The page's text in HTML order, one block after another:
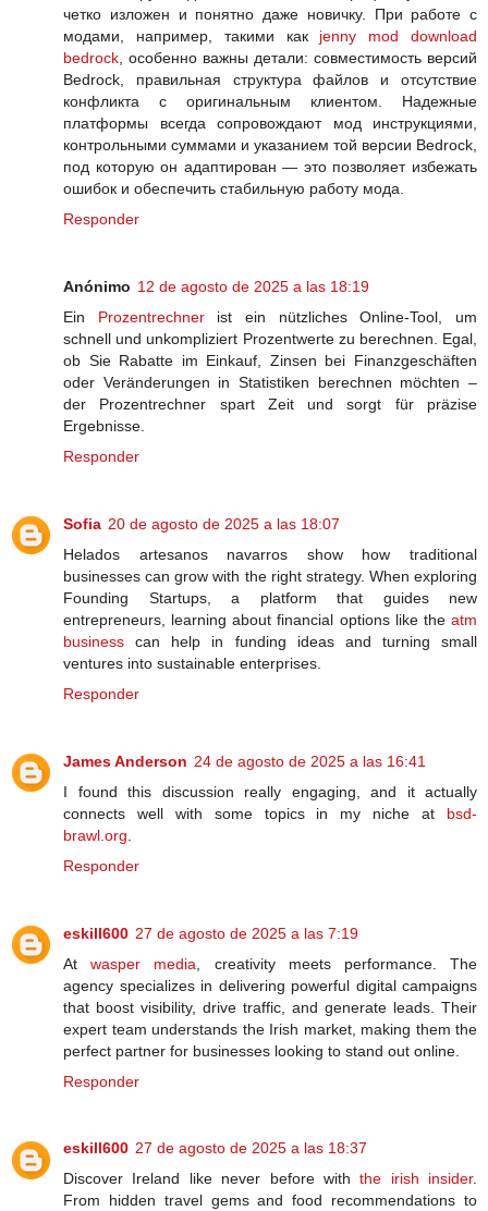
четко изложен и понятно даже новичку. При работе с
модами, например, такими как jenny mod download
bedrock , особенно важны детали: совместимость версий
Bedrock, правильная структура файлов и отсутствие
конфликта с оригинальным клиентом. Надежные
платформы всегда сопровождают мод инструкциями,
контрольными суммами и указанием той версии Bedrock,
под которую он адаптирован — это позволяет избежать
ошибок и обеспечить стабильную работу мода.
Responder
Anónimo 12 de agosto de 2025 a las 18:19
Ein Prozentrechnerist ein nützliches Online-Tool, um
schnell und unkompliziert Prozentwerte zu berechnen. Egal,
ob Sie Rabatte im Einkauf, Zinsen bei Finanzgeschäften
oder Veränderungen in Statistiken berechnen möchten –
der Prozentrechner spart Zeit und sorgt für präzise
Ergebnisse.
Responder
Sofia 20 de agosto de 2025 a las 18:07
Helados artesanos navarros show how traditional
businesses can grow with the right strategy. When exploring
Founding Startups, a platform that guides new
entrepreneurs, learning about financial options like the atm
business can help in funding ideas and turning small
ventures into sustainable enterprises.
Responder
James Anderson 24 de agosto de 2025 a las 16:41
I found this discussion really engaging, and it actually
connects well with some topics in my niche at bsd-
brawl.org
Responder
eskill600 27 de agosto de 2025 a las 7:19
Atwasper media , creativity meets performance. The
agency specializes in delivering powerful digital campaigns
that boost visibility, drive traffic, and generate leads. Their
expert team understands the Irish market, making them the
perfect partner for businesses looking to stand out online.
Responder
eskill600 27 de agosto de 2025 a las 18:37
Discover Ireland like never before withthe irish insider.
From hidden travel gems and food recommendations to